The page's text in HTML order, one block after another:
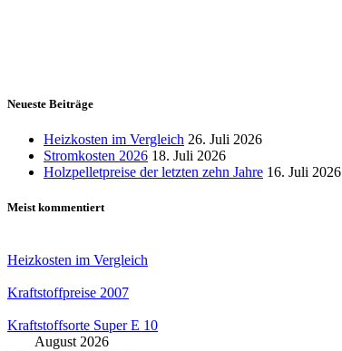
Neueste Beiträge
Heizkosten im Vergleich 26. Juli 2026
Stromkosten 2026 18. Juli 2026
Holzpelletpreise der letzten zehn Jahre 16. Juli 2026
Meist kommentiert
Heizkosten im Vergleich
Kraftstoffpreise 2007
Kraftstoffsorte Super E 10
August 2026